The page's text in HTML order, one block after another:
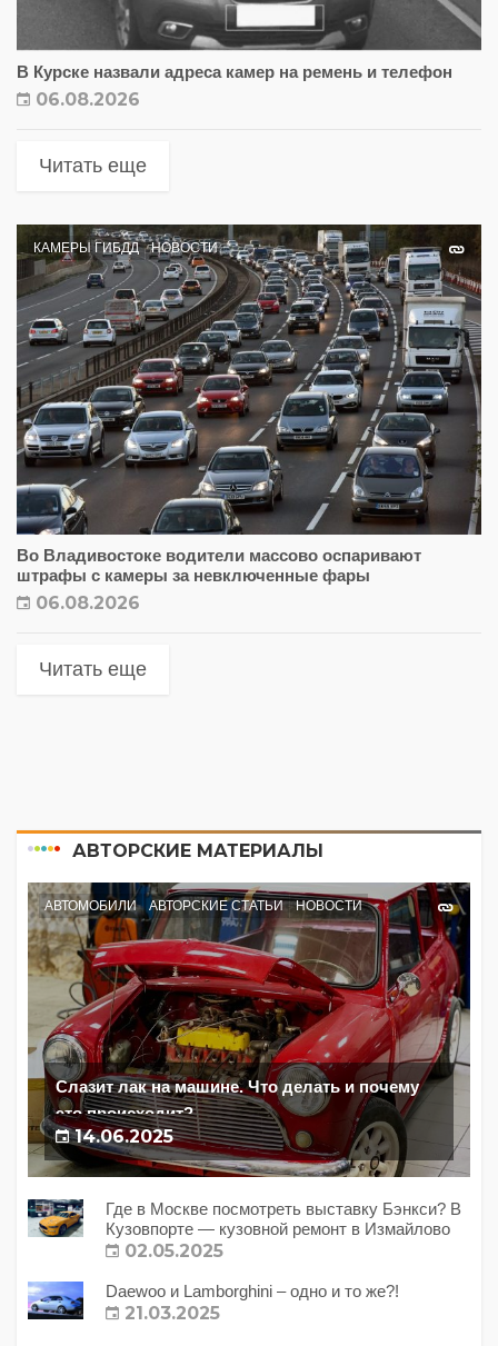
В Курске назвали адреса камер на ремень и телефон
06.08.2026
Читать еще
КАМЕРЫ ГИБДД НОВОСТИ
Во Владивостоке водители массово оспаривают
штрафы с камеры за невключенные фары
06.08.2026
Читать еще
АВТОРСКИЕ МАТЕРИАЛЫ
АВТОМОБИЛИ АВТОРСКИЕ СТАТЬИ НОВОСТИ
Слазит лак на машине. Что делать и почему
это происходит?
14.06.2025
Где в Москве посмотреть выставку Бэнкси? В
Кузовпорте — кузовной ремонт в Измайлово
02.05.2025
Daewoo и Lamborghini – одно и то же?!
21.03.2025